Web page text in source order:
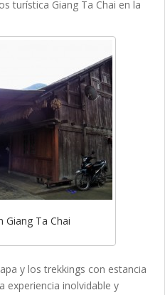
turística Giang Ta Chai en la
Giang Ta Chai
y los trekkings con estancia
experiencia inolvidable y